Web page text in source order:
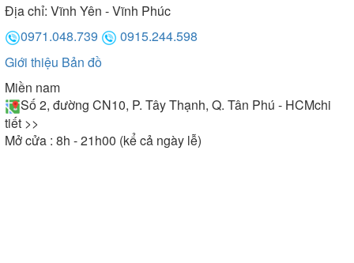
Địa chỉ: Vĩnh Yên - Vĩnh Phúc
0971.048.739
0915.244.598
Giới thiệu Bản đồ
Miền nam
Số 2, đường CN10, P. Tây Thạnh, Q. Tân Phú - HCMchi
tiết >>
Mở cửa : 8h - 21h00 (kể cả ngày lễ)